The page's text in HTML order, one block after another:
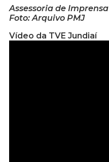
Assessoria de Imprensa
Foto: Arquivo PMJ
Vídeo da TVE Jundiaí